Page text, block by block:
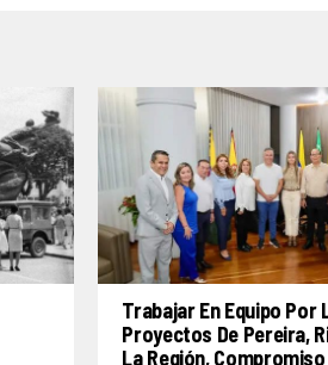
Trabajar En Equipo Por
Proyectos De Pereira,
La Región,